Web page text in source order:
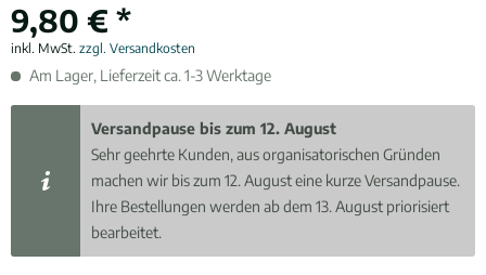
9,80 € *
inkl. MwSt. zzgl. Versandkosten
Am Lager, Lieferzeit ca. 1-3 Werktage
Versandpause bis zum 12. August
Sehr geehrte Kunden, aus organisatorischen Gründen
machen wir bis zum 12. August eine kurze Versandpause.
Ihre Bestellungen werden ab dem 13. August priorisiert
bearbeitet.